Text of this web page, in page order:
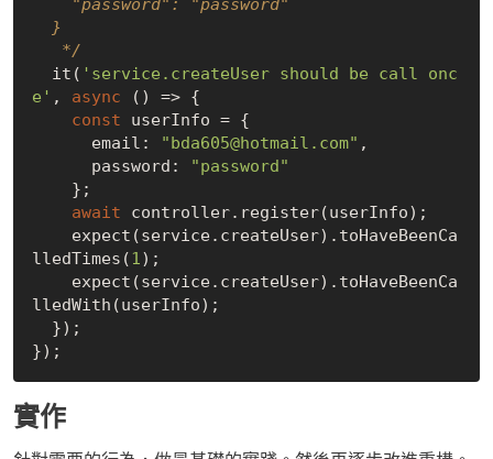
   */
  it(
'service.createUser should be call onc
e' , async () => {
const userInfo = {
      email:
"bda605@hotmail.com" ,
      password:
"password"
await controller.register(userInfo);
lledTimes(1);
lledWith(userInfo);
實作